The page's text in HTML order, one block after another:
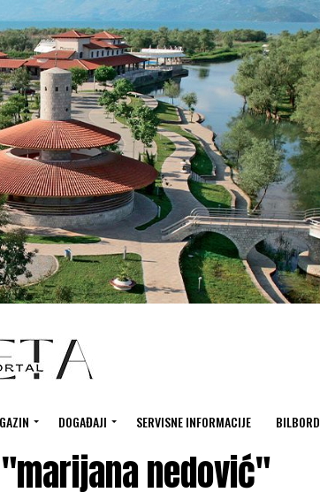
DOGAĐAJI SERVISNE INFORMACIJE BILBORD
nedović"